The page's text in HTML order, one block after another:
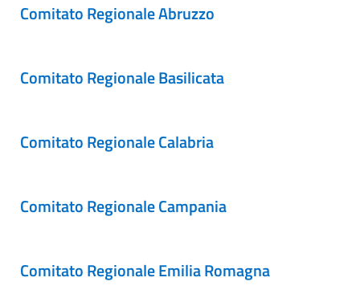
Comitato Regionale Abruzzo
Comitato Regionale Basilicata
Comitato Regionale Calabria
Comitato Regionale Campania
Comitato Regionale Emilia Romagna